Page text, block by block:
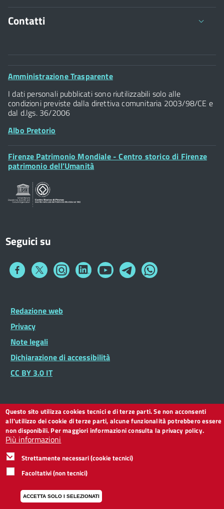
Contatti
Comune di Firenze
Palazzo Vecchio
Piazza della Signoria - 50122, Firenze
P.IVA 01307110484
Posta Elettronica Certificata
Footer
Amministrazione Trasparente
I dati personali pubblicati sono riutilizzabili solo alle
condizioni previste dalla direttiva comunitaria 2003/98/CE e
dal d.lgs. 36/2006
Albo Pretorio
Footer
Widget
Firenze Patrimonio Mondiale - Centro storico di Firenze
patrimonio dell’Umanità
Seguici su
Collegamento
Collegamento
a
Collegamento
a
Collegamento
a
Collegamento
a
Collegamento
a
Collegamento
a
Footer
Widget
Footer
menu
Redazione web
Privacy
Note legali
Dichiarazione di accessibilità
CC BY 3.0 IT
Questo sito utilizza cookies tecnici e di terze parti. Se non acconsenti
all'utilizzo dei cookie di terze parti, alcune funzionalità potrebbero essere
non disponibili. Per maggiori informazioni consulta la privacy policy.
Più informazioni
Strettamente necessari (cookie tecnici)
Facoltativi (non tecnici)
ACCETTA SOLO I SELEZIONATI